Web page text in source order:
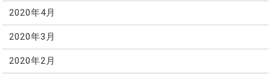
2020年4月
2020年3月
2020年2月